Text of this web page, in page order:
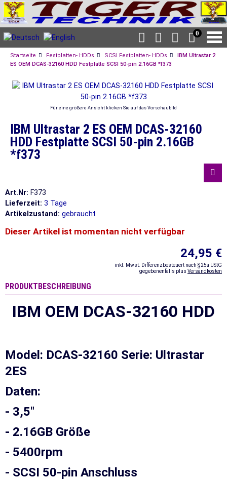
0
Startseite Festplatten- HDDs SCSI Festplatten- HDDs
IBM Ultrastar 2
ES OEM DCAS-32160 HDD Festplatte SCSI 50-pin 2.16GB *f373
Für eine größere Ansicht klicken Sie auf das Vorschaubild
IBM Ultrastar 2 ES OEM DCAS-32160
HDD Festplatte SCSI 50-pin 2.16GB
*f373
Art.Nr: F373
Lieferzeit: 3 Tage
Artikelzustand: gebraucht
Dieser Artikel ist momentan nicht verfügbar
24,95 €
inkl. Mwst. Differenzbesteuert nach §25a UStG
gegebenenfalls plus Versandkosten
PRODUKTBESCHREIBUNG
IBM OEM DCAS-32160 HDD
Model: DCAS-32160 Serie: Ultrastar
2ES
Daten:
- 3,5"
- 2.16GB Größe
- 5400rpm
- SCSI 50-pin Anschluss